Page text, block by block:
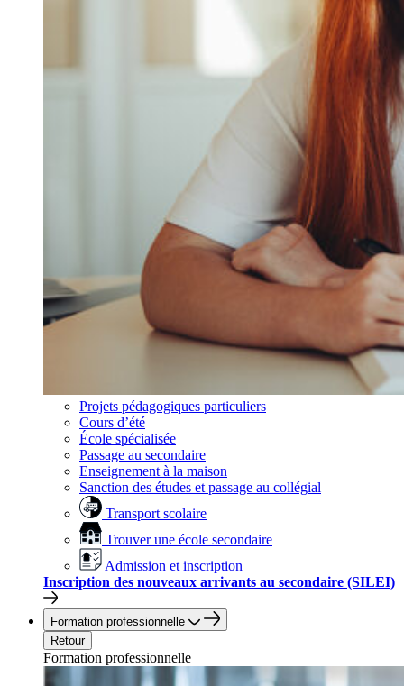
Projets pédagogiques particuliers
Cours d’été
École spécialisée
Passage au secondaire
Enseignement à la maison
Sanction des études et passage au collégial
Transport scolaire
Trouver une école secondaire
Admission et inscription
Inscription des nouveaux arrivants au secondaire (SILEI)
Formation professionnelle
Retour
Formation professionnelle